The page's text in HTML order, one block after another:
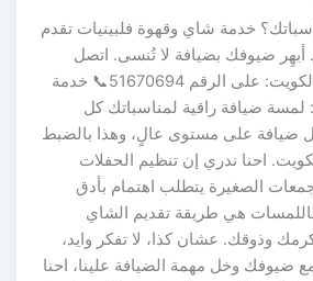
خدمة شاي وقهوة فلبينيات تقدم
أبهِر ضيوفك بضيافة لا تُنسى. اتصل
الحين من أي مكان بالكويت: على الرقم 51670694📞 خدمة
ضيافة راقية لمناسباتك كل
ضيافة على مستوى عالٍ، وهذا بالضبط
احنا ندري إن تنظيم الحفلات
الصغيرة يتطلب اهتمام بأدق
هي طريقة تقديم الشاي
وذوقك. عشان كذا، لا تفكر وايد،
ضيوفك وخل مهمة الضيافة علينا، احنا